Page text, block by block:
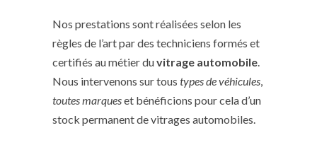
Nos prestations sont réalisées selon les
règles de l’art par des techniciens formés et
certifiés au métier duvitrage automobile
Nous intervenons sur tous types de véhicules
toutes marqueset bénéficions pour cela d’un
stock permanent de vitrages automobiles.